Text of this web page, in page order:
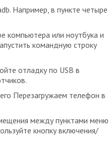
Например, в пункте четыре
компьютера или ноутбука и
командную строку
отладку по USB в
Перезагружаем телефон в
между пунктами меню
кнопку включения/